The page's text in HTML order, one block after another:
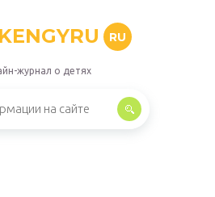
KENGYRU RU
журнал о детях